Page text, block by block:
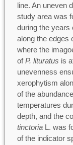
line. An uneven
study area was
during the years
along the edges
where the
ofP. lituratus is
unevenness
xerophytism
of the
temperatures
depth, and the
tinctoriaL. was
of the indicator